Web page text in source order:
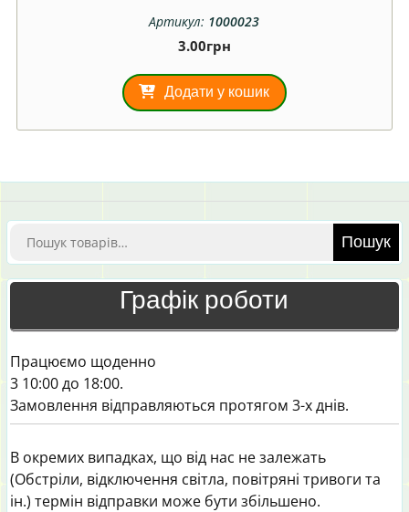
Артикул: 1000023
3.00грн
Додати у кошик
Шукати: Пошук
Графік роботи
Працюємо щоденно
3 10:00 до 18:00.
Замовлення відправляються протягом 3-х днів.
В окремих випадках, що від нас не залежать
(Обстріли, відключення світла, повітряні тривоги та
ін.) термін відправки може бути збільшено.